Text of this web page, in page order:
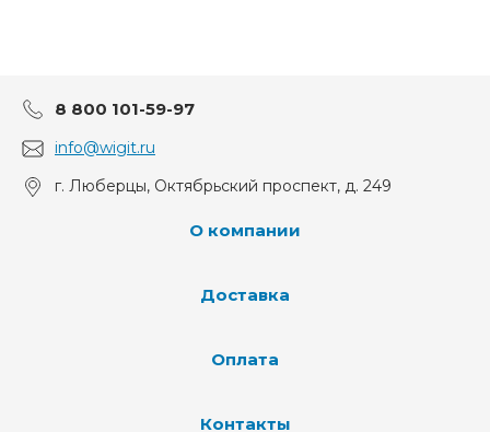
8 800 101-59-97
info@wigit.ru
г. Люберцы, Октябрьский проспект, д. 249
О компании
Доставка
Оплата
Контакты